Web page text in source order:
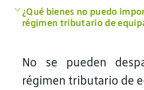
¿Qué bienes no puedo
régimen tributario de
No se pueden
régimen tributario de